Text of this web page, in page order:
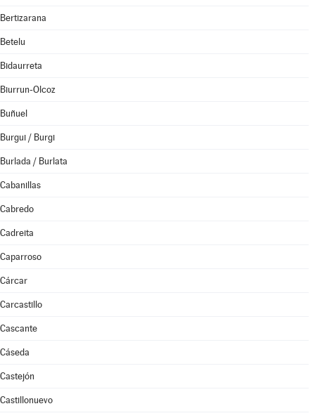
Bertizarana
Betelu
Bidaurreta
Biurrun-Olcoz
Buñuel
Burgui / Burgi
Burlada / Burlata
Cabanillas
Cabredo
Cadreita
Caparroso
Cárcar
Carcastillo
Cascante
Cáseda
Castejón
Castillonuevo